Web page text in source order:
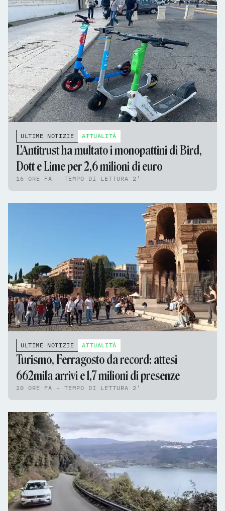
ULTIME NOTIZIE ATTUALITÀ
L'Antitrust ha multato i monopattini di Bird,
Dott e Lime per 2,6 milioni di euro
16 ORE FA - TEMPO DI LETTURA 2'
ULTIME NOTIZIE ATTUALITÀ
Turismo, Ferragosto da record: attesi
662mila arrivi e 1,7 milioni di presenze
20 ORE FA - TEMPO DI LETTURA 2'